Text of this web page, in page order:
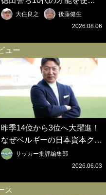
切れないJクラブの課題と、
｢0円欧州移籍｣撲滅への処方
春制｣の大激論】(5)
大住良之
後藤健生
2026.08.06
ュー
昨季14位から3位へ大躍進！
なぜベルギーの日本資本クラ
ブは創設102年目に歴史的快
挙を成し遂げられたのか？
之CEOの世界戦略】(1)
サッカー批評編集部
2026.06.03
ス